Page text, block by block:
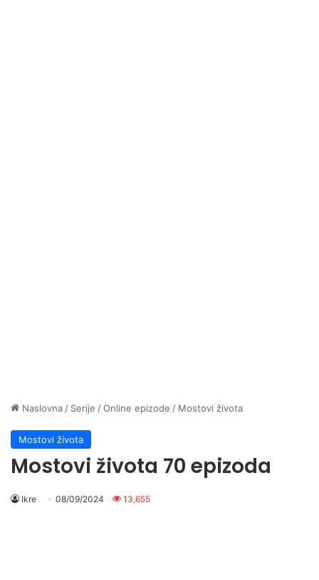
Naslovna / Serije /Online epizode / Mostovi života
Mostovi života
Mostovi života 70 epizoda
Ikre 08/09/2024 13,655